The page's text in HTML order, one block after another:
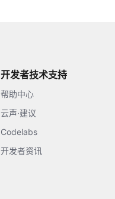
开发者技术支持
帮助中心
云声·建议
Codelabs
开发者资讯